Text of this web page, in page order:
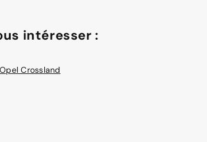
intéresser :
Opel Crossland